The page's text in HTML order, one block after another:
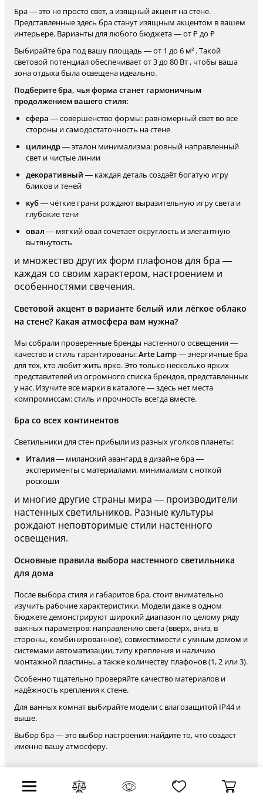
Бра — это не просто свет, а изящный акцент на стене.
Представленные здесь бра станут изящным акцентом в вашем
интерьере. Варианты для любого бюджета — от ₽ до ₽
Выбирайте бра под вашу площадь — от 1 до 6 м² . Такой
световой потенциал обеспечивает от 3 до 80 Вт , чтобы ваша
зона отдыха была освещена идеально.
Подберите бра, чья форма станет гармоничным
продолжением вашего стиля:
сфера — совершенство формы: равномерный свет во все
стороны и самодостаточность на стене
цилиндр— эталон минимализма: ровный направленный
свет и чистые линии
декоративный — каждая деталь создаёт богатую игру
бликов и теней
куб— чёткие грани рождают выразительную игру света и
глубокие тени
овал — мягкий овал сочетает округлость и элегантную
вытянутость
и множество других форм плафонов для бра —
каждая со своим характером, настроением и
особенностями свечения.
Световой акцент в варианте белый или лёгкое облако
на стене? Какая атмосфера вам нужна?
Мы собрали проверенные бренды настенного освещения —
качество и стиль гарантированы:Arte Lamp— энергичные бра
для тех, кто любит жить ярко. Это только несколько ярких
представителей из огромного списка брендов, представленных
у нас. Изучите все марки в каталоге — здесь нет места
компромиссам: стиль и прочность всегда вместе.
Бра со всех континентов
Светильники для стен прибыли из разных уголков планеты:
Италия— миланский авангард в дизайне бра —
эксперименты с материалами, минимализм с ноткой
роскоши
и многие другие страны мира — производители
настенных светильников. Разные культуры
рождают неповторимые стили настенного
освещения.
Основные правила выбора настенного светильника
для дома
После выбора стиля и габаритов бра, стоит внимательно
изучить рабочие характеристики. Модели даже в одном
бюджете демонстрируют широкий диапазон по целому ряду
важных параметров: направлению света (вверх, вниз, в
стороны, комбинированное), совместимости с умным домом и
системами автоматизации, типу крепления и наличию
монтажной пластины, а также количеству плафонов (1, 2 или 3).
Особенно тщательно проверяйте качество материалов и
надёжность крепления к стене.
Для ванных комнат выбирайте модели с влагозащитой IP44 и
выше.
Выбор бра — это выбор настроения: найдите то, что создаст
именно вашу атмосферу.